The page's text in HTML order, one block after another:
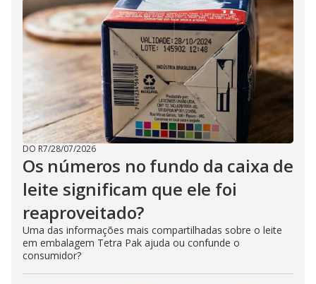
DO R7/28/07/2026
Os números no fundo da caixa de
leite significam que ele foi
reaproveitado?
Uma das informações mais compartilhadas sobre o leite
em embalagem Tetra Pak ajuda ou confunde o
consumidor?